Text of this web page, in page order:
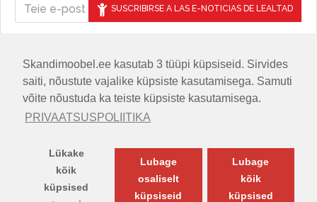
Skandimoobel.ee kasutab 3 tüüpi küpsiseid. Sirvides
saiti, nõustute vajalike küpsiste kasutamisega. Samuti
võite nõustuda ka teiste küpsiste kasutamisega.
PRIVAATSUSPOLIITIKA
Lükake
kõik
küpsised
Lubage
osaliselt
küpsiseid
Lubage
kõik
küpsised
SUSCRIBIRSE A LAS E-NOTICIAS DE LEALTAD
JÄLGIGE MEID SOTSIAALMEEDIAS